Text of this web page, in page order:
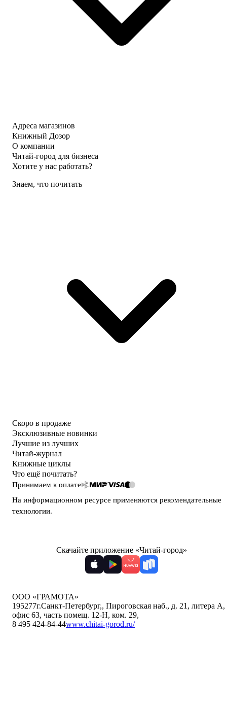
Адреса магазинов
Книжный Дозор
О компании
Читай-город для бизнеса
Хотите у нас работать?
Знаем, что почитать
Скоро в продаже
Эксклюзивные новинки
Лучшие из лучших
Читай-журнал
Книжные циклы
Что ещё почитать?
Принимаем к оплате
На информационном ресурсе применяются рекомендательные
технологии.
Скачайте приложение «Читай-город»
ООО «ГРАМОТА»
195277г.Санкт-Петербург,, Пироговская наб., д. 21, литера А,
офис 63, часть помещ. 12-Н, ком. 29,
8 495 424-84-44www.chitai-gorod.ru/